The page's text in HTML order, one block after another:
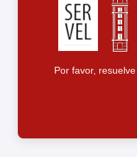
Por favor,